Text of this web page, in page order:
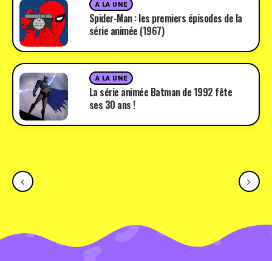
A LA UNE
Spider-Man : les premiers épisodes de la
série animée (1967)
A LA UNE
La série animée Batman de 1992 fête
ses 30 ans !